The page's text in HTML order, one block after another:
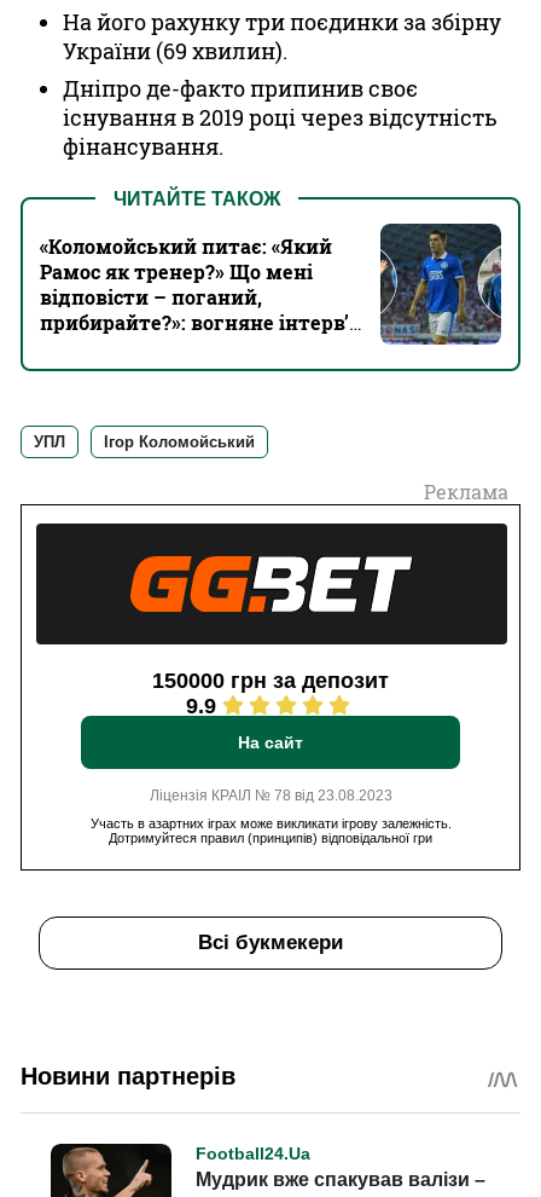
На його рахунку три поєдинки за збірну
України (69 хвилин).
Дніпро де-факто припинив своє
існування в 2019 році через відсутність
фінансування.
ЧИТАЙТЕ ТАКОЖ
«Коломойський питає: «Який
Рамос як тренер?» Що мені
відповісти – поганий,
прибирайте?»: вогняне інтерв’ю
УПЛ Ігор Коломойський
Реклама
150000 грн за депозит
9.9
На сайт
Ліцензія КРАІЛ № 78 від 23.08.2023
Участь в азартних іграх може викликати ігрову залежність.
Дотримуйтеся правил (принципів) відповідальної гри
Всі букмекери